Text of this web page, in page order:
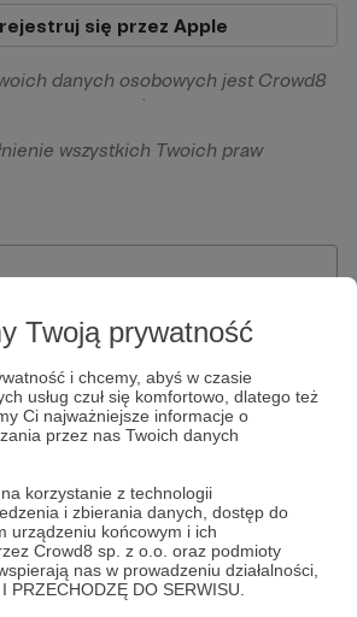
Twoją prywatność
i chcemy, abyś w czasie
usług czuł się komfortowo, dlatego też
Ci najważniejsze informacje o
przez nas Twoich danych
korzystanie z technologii
i zbierania danych, dostęp do
urządzeniu końcowym i ich
Crowd8 sp. z o.o. oraz podmioty
nas w prowadzeniu działalności,
PRZECHODZĘ DO SERWISU.
się przez Apple
danych osobowych jest Crowd8
Warszawie, ul. Żwirki i Wigury 16, 02-
dane osobowe będą przetwarzane w
wykonania umowy zawartej z Tobą, w
dokonywania oraz
na naszej platformie oraz
wszystkich Twoich praw
rozporządzenia o ochronie
zautomatyzowanemu
wobec przetwarzania Twoich danych
dla osób niepełnoletnich możliwa
formularza "Zgodna na
osobę niepełnoletnią", formularz
regulaminu Patronite.pl.